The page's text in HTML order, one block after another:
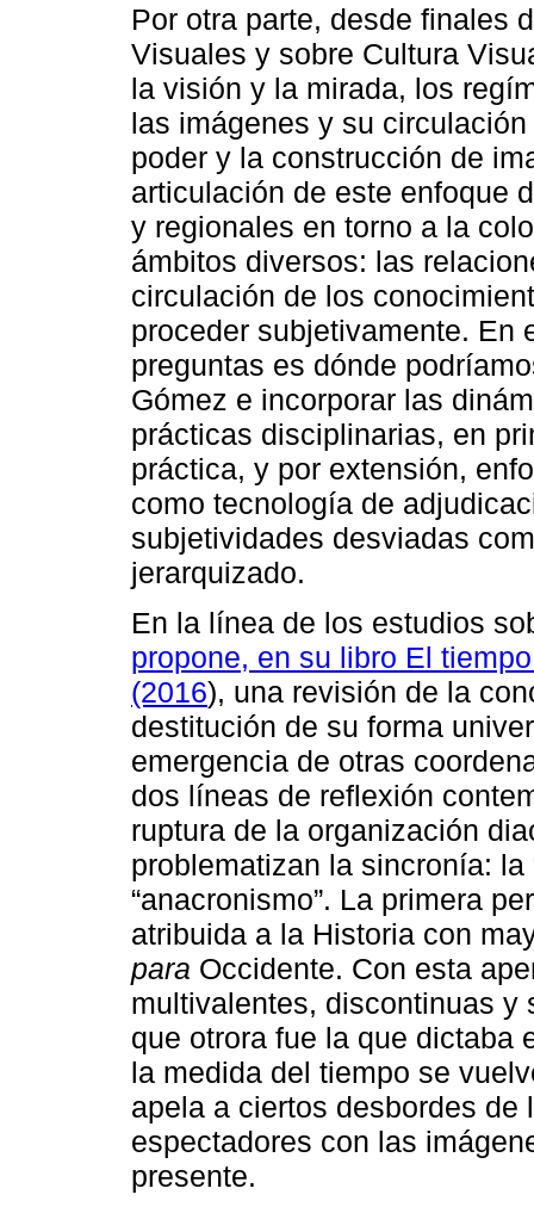
Por otra parte, desde finales
Visuales y sobre Cultura
la visión y la mirada, los
las imágenes y su
poder y la construcción de
articulación de este enfoque
y regionales en torno a la
ámbitos diversos: las
circulación de los
proceder subjetivamente. En
preguntas es dónde
Gómez e incorporar las
prácticas disciplinarias, en
práctica, y por extensión,
como tecnología de
subjetividades desviadas
jerarquizado.
En la línea de los estudios
propone, en su libro El
(2016), una revisión de la
destitución de su forma
emergencia de otras
dos líneas de reflexión
ruptura de la organización
problematizan la sincronía: la
“anacronismo”. La primera
atribuida a la Historia con
para Occidente. Con esta
multivalentes, discontinuas y
que otrora fue la que dictaba
la medida del tiempo se
apela a ciertos desbordes
espectadores con las
presente.